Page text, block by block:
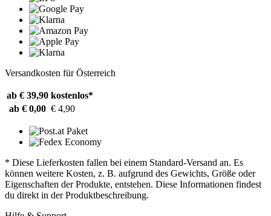
Versandkosten für Österreich
ab € 39,90 kostenlos*
ab € 0,00 € 4,90
* Diese Lieferkosten fallen bei einem Standard-Versand an. Es
können weitere Kosten, z. B. aufgrund des Gewichts, Größe oder
Eigenschaften der Produkte, entstehen. Diese Informationen findest
du direkt in der Produktbeschreibung.